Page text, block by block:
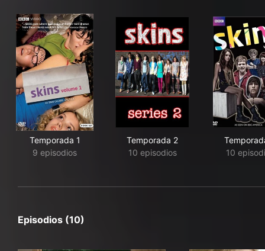
Temporada 1
9 episodios
Temporada 2
10 episodios
10
Episodios (10)